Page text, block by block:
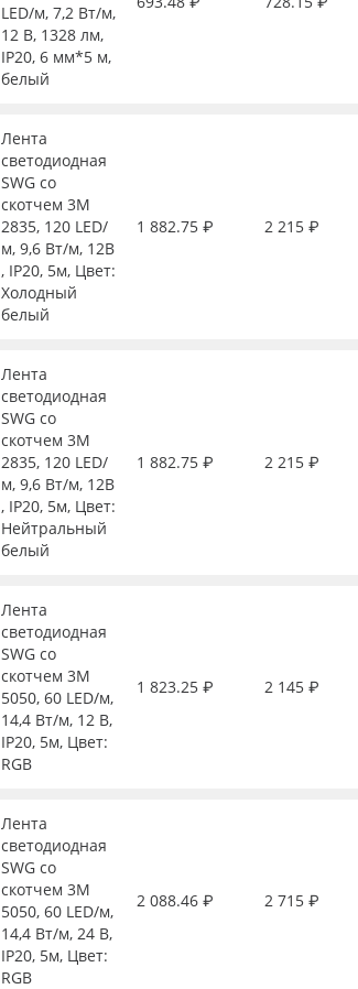
LED/м, 7,2 Вт/м,
12 В, 1328 лм,
IP20, 6 мм*5 м,
белый
Лента
светодиодная
SWG со
скотчем 3М
2835, 120 LED/
м, 9,6 Вт/м, 12В
, IP20, 5м, Цвет:
Холодный
белый
1 882.75 ₽ 2 215 ₽
Лента
светодиодная
SWG со
скотчем 3М
2835, 120 LED/
м, 9,6 Вт/м, 12В
, IP20, 5м, Цвет:
Нейтральный
белый
1 882.75 ₽ 2 215 ₽
Лента
светодиодная
SWG со
скотчем 3М
5050, 60 LED/м,
14,4 Вт/м, 12 В,
IP20, 5м, Цвет:
RGB
1 823.25 ₽ 2 145 ₽
Лента
светодиодная
SWG со
скотчем 3М
5050, 60 LED/м,
14,4 Вт/м, 24 В,
IP20, 5м, Цвет:
RGB
2 088.46 ₽ 2 715 ₽